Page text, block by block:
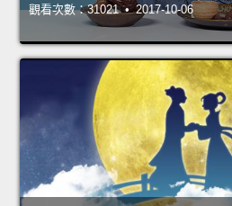
觀看次數：31021 • 2017-10-06